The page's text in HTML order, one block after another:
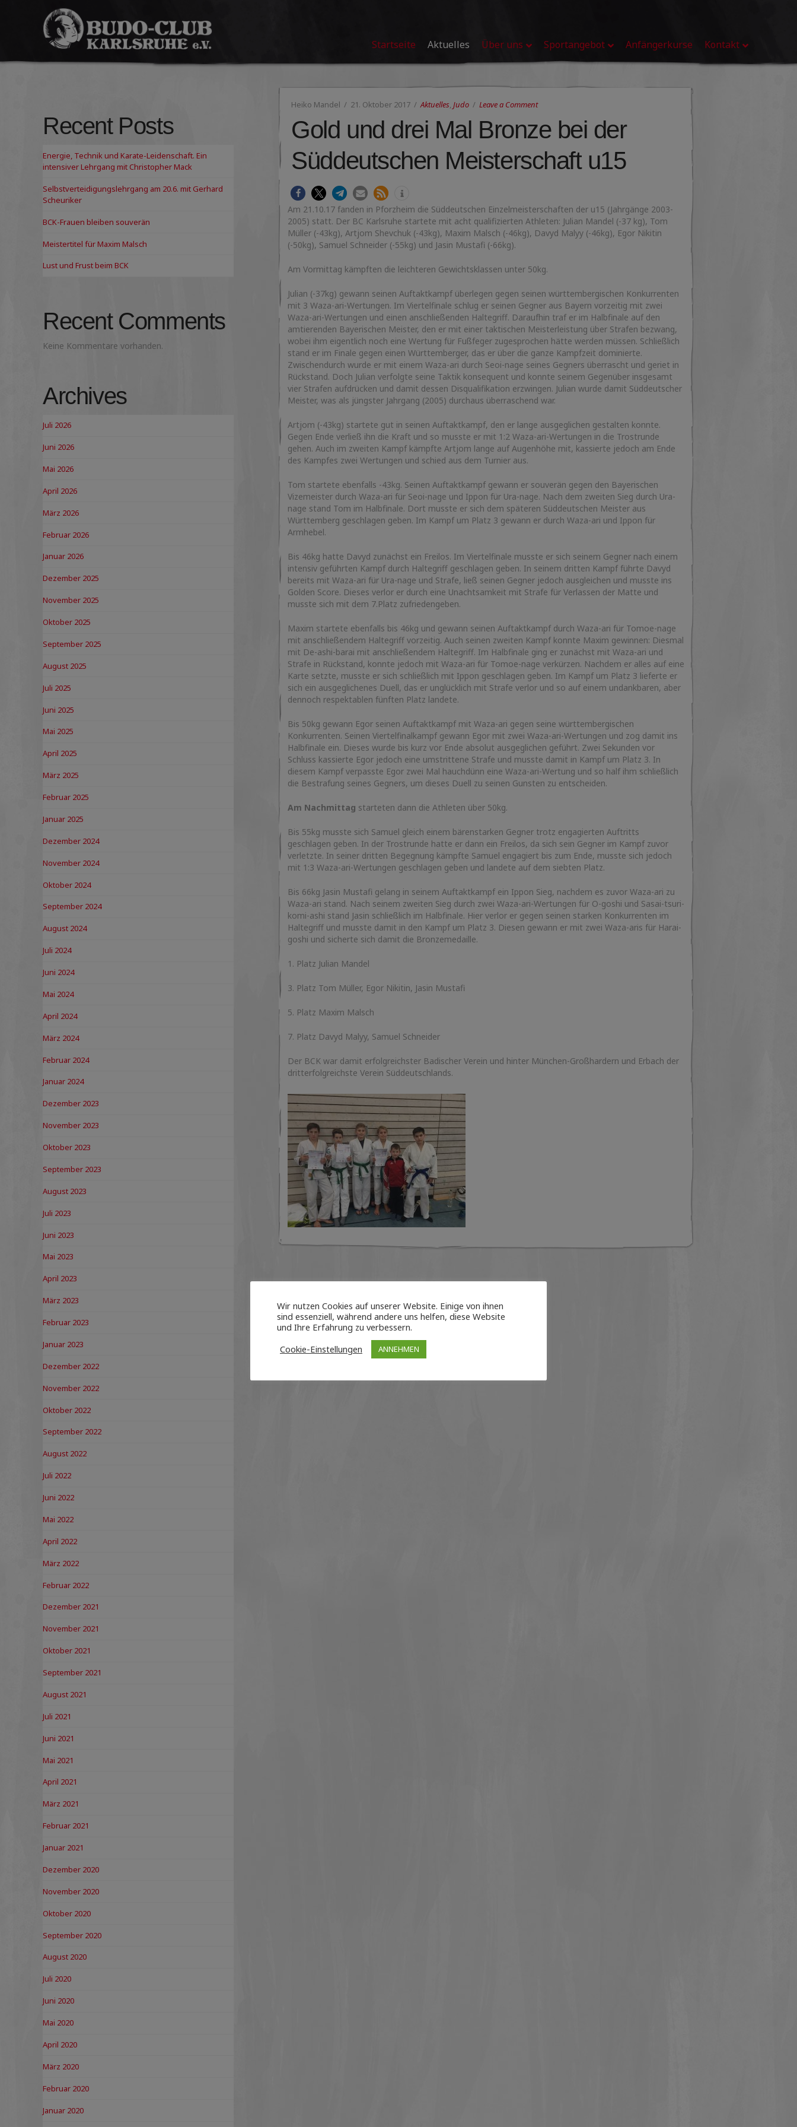
Budo-
Club
e.V.
Startseite Aktuelles Über uns Sportangebot Anfängerkurse Kontakt
Heiko Mandel 21. Oktober 2017 Aktuelles Judo Leave a Comment
Gold und drei Mal Bronze bei der
Süddeutschen Meisterschaft u15
Am 21.10.17 fanden in Pforzheim die Süddeutschen Einzelmeisterschaften der u15 (Jahrgänge 2003-
2005) statt. Der BC Karlsruhe startete mit acht qualifizierten Athleten: Julian Mandel (-37 kg), Tom
Müller (-43kg), Artjom Shevchuk (-43kg), Maxim Malsch (-46kg), Davyd Malyy (-46kg), Egor Nikitin
(-50kg), Samuel Schneider (-55kg) und Jasin Mustafi (-66kg).
Am Vormittag kämpften die leichteren Gewichtsklassen unter 50kg.
Julian (-37kg) gewann seinen Auftaktkampf überlegen gegen seinen württembergischen Konkurrenten
mit 3 Waza-ari-Wertungen. Im Viertelfinale schlug er seinen Gegner aus Bayern vorzeitig mit zwei
Waza-ari-Wertungen und einen anschließenden Haltegriff. Daraufhin traf er im Halbfinale auf den
amtierenden Bayerischen Meister, den er mit einer taktischen Meisterleistung über Strafen bezwang,
wobei ihm eigentlich noch eine Wertung für Fußfeger zugesprochen hätte werden müssen. Schließlich
stand er im Finale gegen einen Württemberger, das er über die ganze Kampfzeit dominierte.
Zwischendurch wurde er mit einem Waza-ari durch Seoi-nage seines Gegners überrascht und geriet in
Rückstand. Doch Julian verfolgte seine Taktik konsequent und konnte seinem Gegenüber insgesamt
vier Strafen aufdrücken und damit dessen Disqualifikation erzwingen. Julian wurde damit Süddeutscher
Meister, was als jüngster Jahrgang (2005) durchaus überraschend war.
Artjom (-43kg) startete gut in seinen Auftaktkampf, den er lange ausgeglichen gestalten konnte.
Gegen Ende verließ ihn die Kraft und so musste er mit 1:2 Waza-ari-Wertungen in die Trostrunde
gehen. Auch im zweiten Kampf kämpfte Artjom lange auf Augenhöhe mit, kassierte jedoch am Ende
des Kampfes zwei Wertungen und schied aus dem Turnier aus.
Tom startete ebenfalls -43kg. Seinen Auftaktkampf gewann er souverän gegen den Bayerischen
Vizemeister durch Waza-ari für Seoi-nage und Ippon für Ura-nage. Nach dem zweiten Sieg durch Ura-
nage stand Tom im Halbfinale. Dort musste er sich dem späteren Süddeutschen Meister aus
Württemberg geschlagen geben. Im Kampf um Platz 3 gewann er durch Waza-ari und Ippon für
Armhebel.
Bis 46kg hatte Davyd zunächst ein Freilos. Im Viertelfinale musste er sich seinem Gegner nach einem
intensiv geführten Kampf durch Haltegriff geschlagen geben. In seinem dritten Kampf führte Davyd
bereits mit Waza-ari für Ura-nage und Strafe, ließ seinen Gegner jedoch ausgleichen und musste ins
Golden Score. Dieses verlor er durch eine Unachtsamkeit mit Strafe für Verlassen der Matte und
musste sich mit dem 7.Platz zufriedengeben.
Maxim startete ebenfalls bis 46kg und gewann seinen Auftaktkampf durch Waza-ari für Tomoe-nage
mit anschließendem Haltegriff vorzeitig. Auch seinen zweiten Kampf konnte Maxim gewinnen: Diesmal
mit De-ashi-barai mit anschließendem Haltegriff. Im Halbfinale ging er zunächst mit Waza-ari und
Strafe in Rückstand, konnte jedoch mit Waza-ari für Tomoe-nage verkürzen. Nachdem er alles auf eine
Karte setzte, musste er sich schließlich mit Ippon geschlagen geben. Im Kampf um Platz 3 lieferte er
sich ein ausgeglichenes Duell, das er unglücklich mit Strafe verlor und so auf einem undankbaren, aber
dennoch respektablen fünften Platz landete.
Bis 50kg gewann Egor seinen Auftaktkampf mit Waza-ari gegen seine württembergischen
Konkurrenten. Seinen Viertelfinalkampf gewann Egor mit zwei Waza-ari-Wertungen und zog damit ins
Halbfinale ein. Dieses wurde bis kurz vor Ende absolut ausgeglichen geführt. Zwei Sekunden vor
Schluss kassierte Egor jedoch eine umstrittene Strafe und musste damit in Kampf um Platz 3. In
diesem Kampf verpasste Egor zwei Mal hauchdünn eine Waza-ari-Wertung und so half ihm schließlich
die Bestrafung seines Gegners, um dieses Duell zu seinen Gunsten zu entscheiden.
Am Nachmittag starteten dann die Athleten über 50kg.
Bis 55kg musste sich Samuel gleich einem bärenstarken Gegner trotz engagierten Auftritts
geschlagen geben. In der Trostrunde hatte er dann ein Freilos, da sich sein Gegner im Kampf zuvor
verletzte. In seiner dritten Begegnung kämpfte Samuel engagiert bis zum Ende, musste sich jedoch
mit 1:3 Waza-ari-Wertungen geschlagen geben und landete auf dem siebten Platz.
Bis 66kg Jasin Mustafi gelang in seinem Auftaktkampf ein Ippon Sieg, nachdem es zuvor Waza-ari zu
Waza-ari stand. Nach seinem zweiten Sieg durch zwei Waza-ari-Wertungen für O-goshi und Sasai-tsuri-
komi-ashi stand Jasin schließlich im Halbfinale. Hier verlor er gegen seinen starken Konkurrenten im
Haltegriff und musste damit in den Kampf um Platz 3. Diesen gewann er mit zwei Waza-aris für Harai-
goshi und sicherte sich damit die Bronzemedaille.
1. Platz Julian Mandel
3. Platz Tom Müller, Egor Nikitin, Jasin Mustafi
5. Platz Maxim Malsch
7. Platz Davyd Malyy, Samuel Schneider
Der BCK war damit erfolgreichster Badischer Verein und hinter München-Großhardern und Erbach der
dritterfolgreichste Verein Süddeutschlands.
Du musst angemeldetsein, um einen Kommentar abzugeben.
Recent Posts
Energie, Technik und Karate-Leidenschaft. Ein
intensiver Lehrgang mit Christopher Mack
Selbstverteidigungslehrgang am 20.6. mit Gerhard
Scheuriker
BCK-Frauen bleiben souverän
Meistertitel für Maxim Malsch
Lust und Frust beim BCK
Recent Comments
Keine Kommentare vorhanden.
Archives
Juli 2026
Juni 2026
Mai 2026
April 2026
März 2026
Februar 2026
Januar 2026
Dezember 2025
November 2025
Oktober 2025
September 2025
August 2025
Juli 2025
Juni 2025
Mai 2025
April 2025
März 2025
Februar 2025
Januar 2025
Dezember 2024
November 2024
Oktober 2024
September 2024
August 2024
Juli 2024
Juni 2024
Mai 2024
April 2024
März 2024
Februar 2024
Januar 2024
Dezember 2023
November 2023
Oktober 2023
September 2023
August 2023
Juli 2023
Juni 2023
Mai 2023
April 2023
März 2023
Februar 2023
Januar 2023
Dezember 2022
November 2022
Oktober 2022
September 2022
August 2022
Juli 2022
Juni 2022
Mai 2022
April 2022
März 2022
Februar 2022
Dezember 2021
November 2021
Oktober 2021
September 2021
August 2021
Juli 2021
Juni 2021
Mai 2021
April 2021
März 2021
Februar 2021
Januar 2021
Dezember 2020
November 2020
Oktober 2020
September 2020
August 2020
Juli 2020
Juni 2020
Mai 2020
April 2020
März 2020
Februar 2020
Januar 2020
Wir nutzen Cookies auf unserer Website. Einige von ihnen
sind essenziell, während andere uns helfen, diese Website
und Ihre Erfahrung zu verbessern.
Cookie-Einstellungen
ANNEHMEN